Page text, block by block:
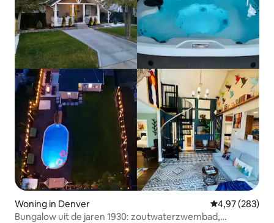
Woning in Denver Gemiddelde
4,97 (283)
Bungalow uit de jaren 1930: zoutwaterzwembad,